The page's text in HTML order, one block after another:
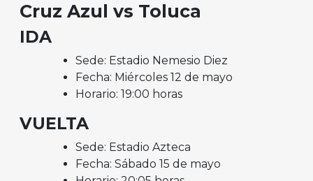
Cruz Azul vs Toluca
IDA
Sede: Estadio Nemesio Diez
Fecha: Miércoles 12 de mayo
Horario: 19:00 horas
VUELTA
Sede: Estadio Azteca
Fecha: Sábado 15 de mayo